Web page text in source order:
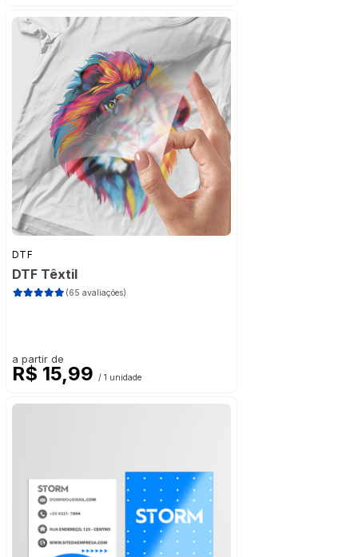
DTF
DTF Têxtil
(65 avaliações)
a partir de
R$ 15,99 / 1 unidade